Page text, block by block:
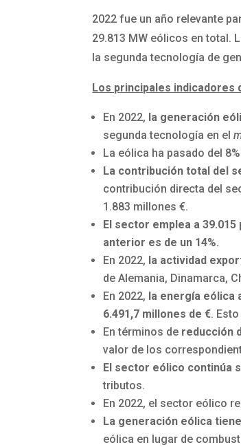
2022 fue un año relevante
29.813 MW eólicos en total.
la segunda tecnología de
Los principales indicadores
En 2022, la generación
segunda tecnología en el
La eólica ha pasado del
La contribución total del
contribución directa del
1.883 millones €.
El sector emplea a 39.015
anterior es de un 14%.
En 2022, la actividad
de Alemania, Dinamarca,
En 2022, la energía eólica
6.491,7 millones de €.
En términos de reducción
valor de los
El sector eólico continúa
tributos.
En 2022, el sector eólico
La generación eólica
eólica en lugar de